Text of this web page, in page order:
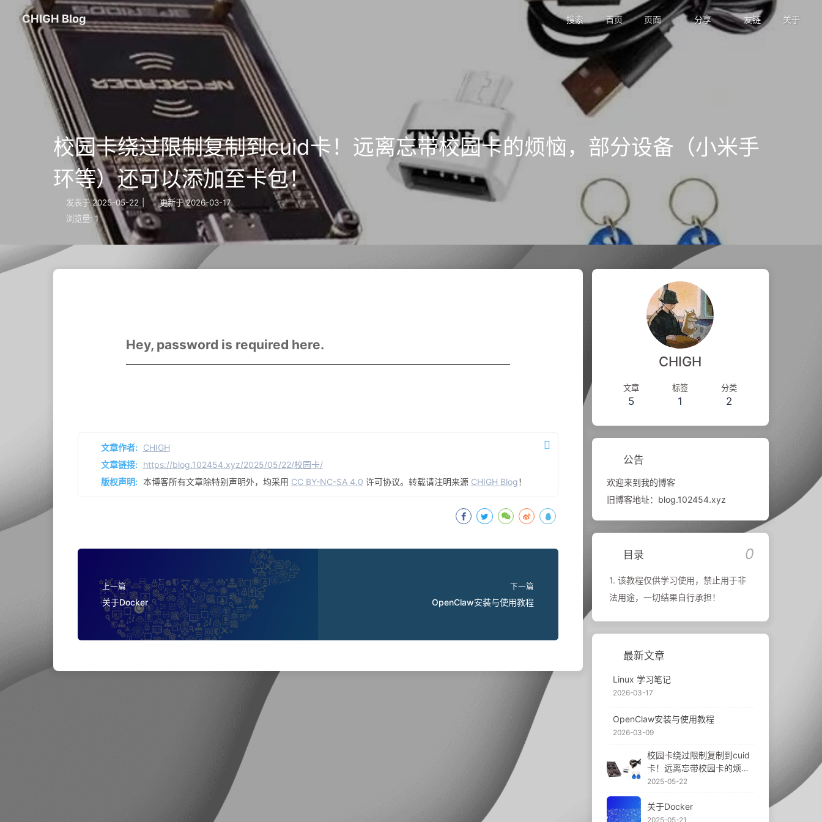
CHIGH Blog 搜索 首页 页面 分享 友链 关于
校园卡绕过限制复制到cuid卡！远离忘带校园卡的烦恼，部分设备（小米手
环等）还可以添加至卡包！
发表于 2025-05-22 | 更新于 2026-03-17
浏览量: 1
Hey, password is required here.
文章作者: CHIGH
文章链接: https://blog.102454.xyz/2025/05/22/校园卡/
版权声明: 本博客所有文章除特别声明外，均采用 CC BY-NC-SA 4.0 许可协议。转载请注明来源 CHIGH Blog！
上一篇
关于Docker
下一篇
OpenClaw安装与使用教程
CHIGH
文章
5
标签
1
分类
2
公告
欢迎来到我的博客
旧博客地址：blog.102454.xyz
目录 0
1. 该教程仅供学习使用，禁止用于非
法用途，一切结果自行承担！
最新文章
Linux 学习笔记
2026-03-17
OpenClaw安装与使用教程
2026-03-09
校园卡绕过限制复制到cuid
卡！远离忘带校园卡的烦
恼，部分设备（小米手环
2025-05-22
关于Docker
2025-05-21